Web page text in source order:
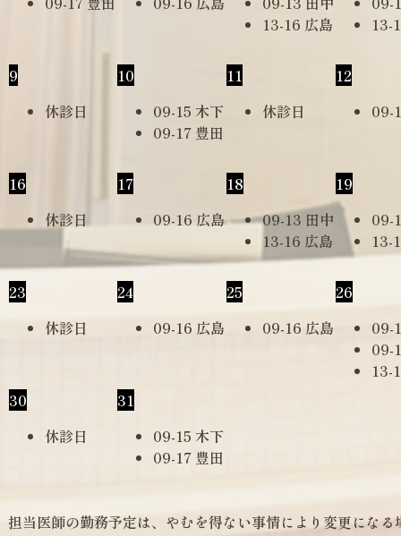
13-16 広島
13-
9
休診日
10
09-15 木下
09-17 豊田
11
休診日
12
09-
16
休診日
17
09-16 広島
18
09-13 田中
13-16 広島
19
09-
13-
23
休診日
24
09-16 広島
25
09-16 広島
26
09-
09-
13-
30
休診日
31
09-15 木下
09-17 豊田
担当医師の勤務予定は、やむを得ない事情により変更にな